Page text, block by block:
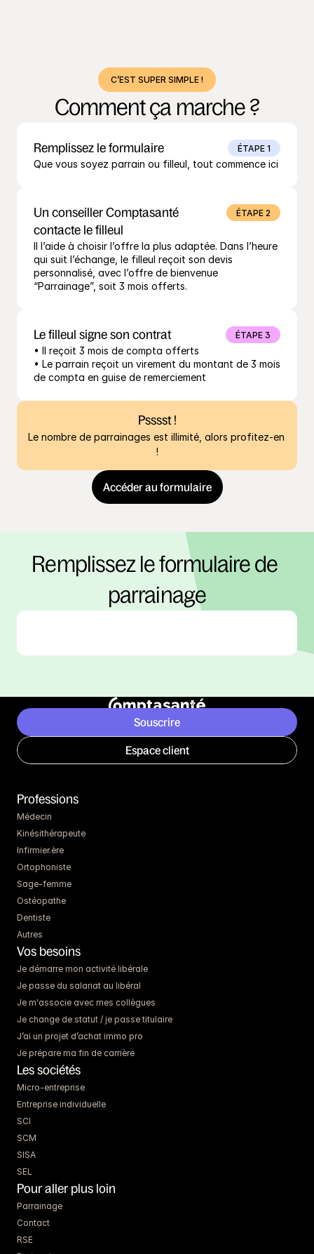
C’EST SUPER SIMPLE !
Comment ça marche ?
Remplissez le formulaire ÉTAPE 1
Que vous soyez parrain ou filleul, tout commence ici
Un conseiller Comptasanté
contacte le filleul
ÉTAPE 2
Il l’aide à choisir l’offre la plus adaptée. Dans l’heure
qui suit l’échange, le filleul reçoit son devis
personnalisé, avec l’offre de bienvenue
“Parrainage”, soit 3 mois offerts.
Le filleul signe son contrat ÉTAPE 3
• Il reçoit 3 mois de compta offerts
• Le parrain reçoit un virement du montant de 3 mois
de compta en guise de remerciement
Accéder au formulaire
Psssst !
Le nombre de parrainages est illimité, alors profitez-en
!
Remplissez le formulaire de
parrainage
Souscrire
Espace client
Professions
Médecin
Kinésithérapeute
Infirmier.ère
Ortophoniste
Sage-femme
Ostéopathe
Dentiste
Autres
Vos besoins
Je démarre mon activité libérale
Je passe du salariat au libéral
Je m'associe avec mes collègues
Je change de statut / je passe titulaire
J’ai un projet d’achat immo pro
Je prépare ma fin de carrière
Les sociétés
Micro-entreprise
Entreprise individuelle
SCI
SCM
SISA
SEL
Pour aller plus loin
Parrainage
Contact
RSE